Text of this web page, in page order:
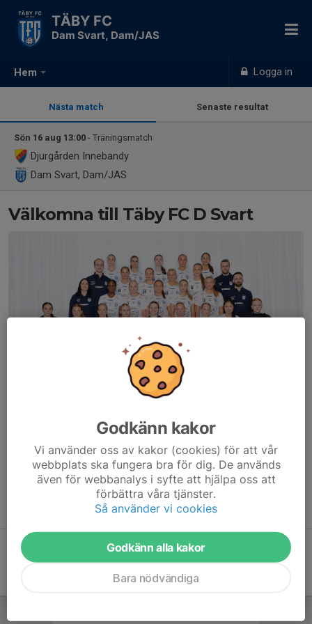
Hem Logga in
TÄBY FC
Dam Svart, Dam/JAS
Nästa match Senaste resultat
Sön 16 aug 13:00 - Träningsmatch
Djurgården Innebandy
Dam Svart, Dam/JAS
Välkomna till Täby FC D Svart
DS är vårt främsta elitförberedande lag med spel i damernas
division 1 och Juniorallsvenskan säsongen 25/26. Träningskultur
och hög standard på och utanför planen är prioriterade områden
och genom det är målsättningen att fostra framtidens
elitspelare, inte minst till vårt SSL-lag.
Godkänn kakor
Vi använder oss av kakor (cookies) för att vår
webbplats ska fungera bra för dig. De används
även för webbanalys i syfte att hjälpa oss att
förbättra våra tjänster.
Så använder vi cookies
Godkänn alla kakor
Bara nödvändiga